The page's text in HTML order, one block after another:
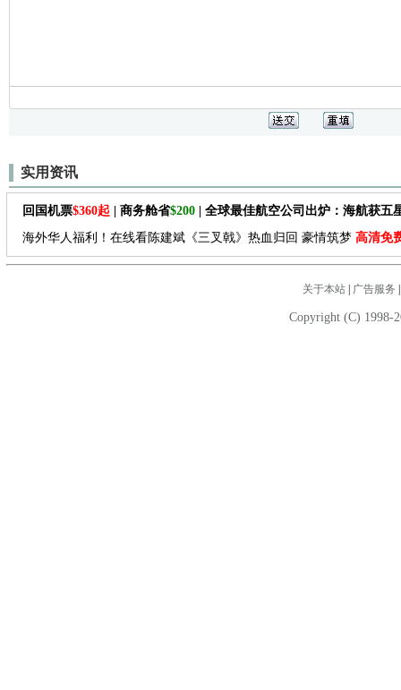
实用资讯
回国机票$360起 | 商务舱省$200 | 全球最佳航空公司出炉：海航获五
海外华人福利！在线看陈建斌《三叉戟》热血归回 豪情筑梦 高清免
关于本站| 广告服务
Copyright (C) 1998-